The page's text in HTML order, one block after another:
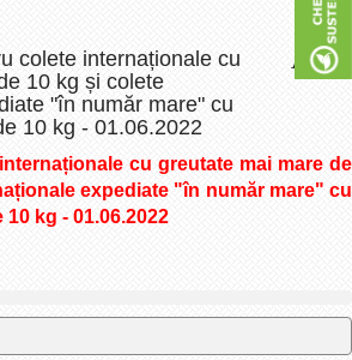
colete internaționale cu
10 kg și colete
"în număr mare" cu
10 kg - 01.06.2022
+
cu greutate mai mare de
expediate "în număr mare" cu
kg - 01.06.2022